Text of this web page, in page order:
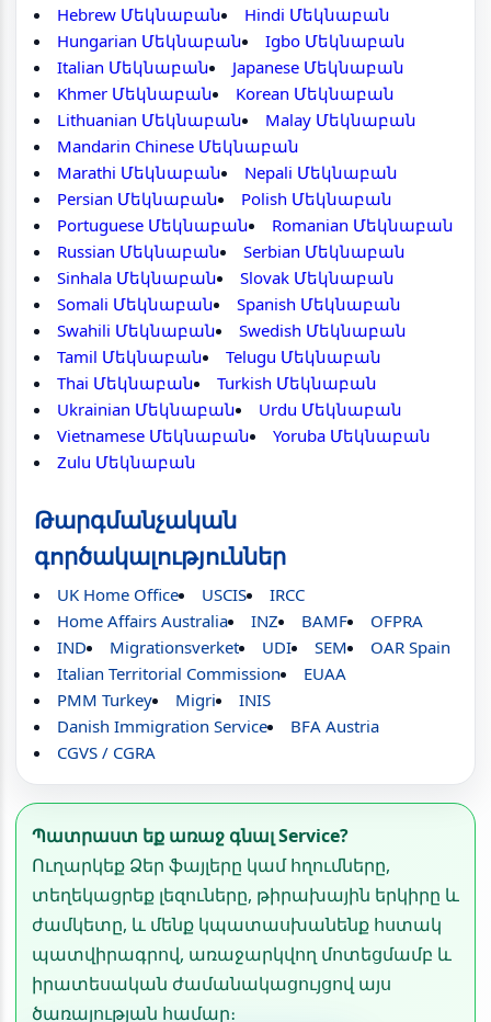
Hebrew Մեկնաբան
Hindi Մեկնաբան
Hungarian Մեկնաբան
Igbo Մեկնաբան
Italian Մեկնաբան
Japanese Մեկնաբան
Khmer Մեկնաբան
Korean Մեկնաբան
Lithuanian Մեկնաբան
Malay Մեկնաբան
Mandarin Chinese Մեկնաբան
Marathi Մեկնաբան
Nepali Մեկնաբան
Persian Մեկնաբան
Polish Մեկնաբան
Portuguese Մեկնաբան
Romanian Մեկնաբան
Russian Մեկնաբան
Serbian Մեկնաբան
Sinhala Մեկնաբան
Slovak Մեկնաբան
Somali Մեկնաբան
Spanish Մեկնաբան
Swahili Մեկնաբան
Swedish Մեկնաբան
Tamil Մեկնաբան
Telugu Մեկնաբան
Thai Մեկնաբան
Turkish Մեկնաբան
Ukrainian Մեկնաբան
Urdu Մեկնաբան
Vietnamese Մեկնաբան
Yoruba Մեկնաբան
Zulu Մեկնաբան
Թարգմանչական
գործակալություններ
UK Home Office USCIS
IRCC
Home Affairs Australia
INZ BAMF
OFPRA
IND
Migrationsverket UDI SEM
OAR Spain
Italian Territorial Commission
EUAA
PMM Turkey
Migri
INIS
Danish Immigration Service
BFA Austria
CGVS / CGRA
Պատրաստ եք առաջ գնալ Service?
Ուղարկեք Ձեր ֆայլերը կամ հղումները,
տեղեկացրեք լեզուները, թիրախային երկիրը և
ժամկետը, և մենք կպատասխանենք հստակ
պատվիրագրով, առաջարկվող մոտեցմամբ և
իրատեսական ժամանակացույցով այս
ծառայության համար։